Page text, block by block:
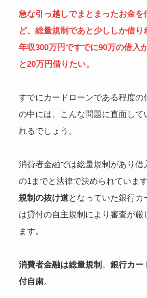
急な引っ越しでまとまったお金を
ど、総量規制であと少ししか借り
年収300万円ですでに90万の借入
と20万円借りたい。
すでにカードローンである程度の
の中には、こんな問題に直面して
れるでしょう。
消費者金融では総量規制があり借
の1までと法律で決められていま
規制の抜け道となっていた銀行カ
は貸付の自主規制により審査が厳
ます。
消費者金融は総量規制 。 銀行カー
付自粛。